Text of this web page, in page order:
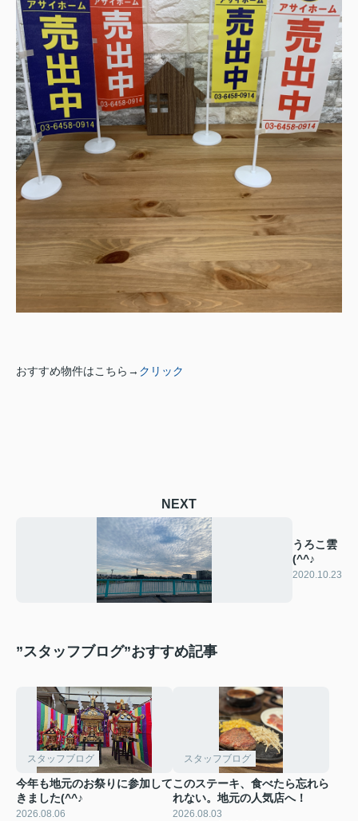
おすすめ物件はこちら→ クリック
NEXT
うろこ雲
(^^♪
2020.10.23
”スタッフブログ”おすすめ記事
スタッフブログ
今年も地元のお祭りに参加して
きました(^^♪
2026.08.06
スタッフブログ
このステーキ、食べたら忘れら
れない。地元の人気店へ！
2026.08.03